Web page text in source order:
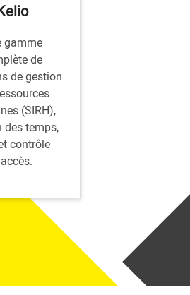
gamme
de
de gestion
(SIRH),
des temps,
contrôle